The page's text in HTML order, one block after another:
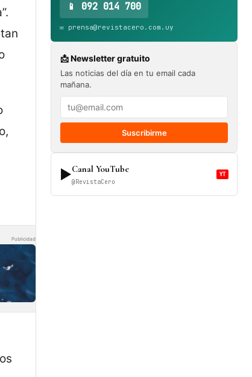
Publicidad
📱 092 014 700
✉️ prensa@revistacero.com.uy
📩 Newsletter gratuito
Las noticias del día en tu email cada
mañana.
Suscribirme
▶Canal YouTube
@RevistaCero
YT